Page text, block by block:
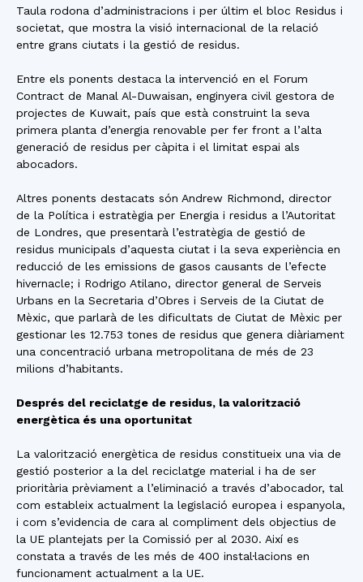
Taula rodona d’administracions i per últim el bloc Residus i
societat, que mostra la visió internacional de la relació
entre grans ciutats i la gestió de residus.
Entre els ponents destaca la intervenció en el Forum
Contract de Manal Al-Duwaisan, enginyera civil gestora de
projectes de Kuwait, país que està construint la seva
primera planta d’energia renovable per fer front a l’alta
generació de residus per càpita i el limitat espai als
abocadors.
Altres ponents destacats són Andrew Richmond, director
de la Política i estratègia per Energia i residus a l’Autoritat
de Londres, que presentarà l’estratègia de gestió de
residus municipals d’aquesta ciutat i la seva experiència en
reducció de les emissions de gasos causants de l’efecte
hivernacle; i Rodrigo Atilano, director general de Serveis
Urbans en la Secretaria d’Obres i Serveis de la Ciutat de
Mèxic, que parlarà de les dificultats de Ciutat de Mèxic per
gestionar les 12.753 tones de residus que genera diàriament
una concentració urbana metropolitana de més de 23
milions d’habitants.
Després del reciclatge de residus, la valorització
energètica és una oportunitat
La valorització energètica de residus constitueix una via de
gestió posterior a la del reciclatge material i ha de ser
prioritària prèviament a l’eliminació a través d’abocador, tal
com estableix actualment la legislació europea i espanyola,
i com s’evidencia de cara al compliment dels objectius de
la UE plantejats per la Comissió per al 2030. Així es
constata a través de les més de 400 instal·lacions en
funcionament actualment a la UE.